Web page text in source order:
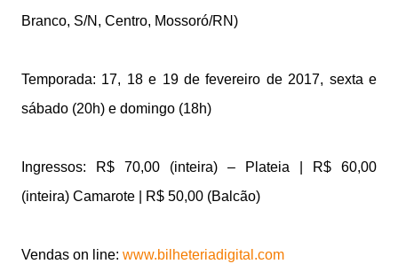
Branco, S/N, Centro, Mossoró/RN)
Temporada: 17, 18 e 19 de fevereiro de 2017, sexta e
sábado (20h) e domingo (18h)
Ingressos: R$ 70,00 (inteira) – Plateia | R$ 60,00
(inteira) Camarote | R$ 50,00 (Balcão)
Vendas on line: www.bilheteriadigital.com